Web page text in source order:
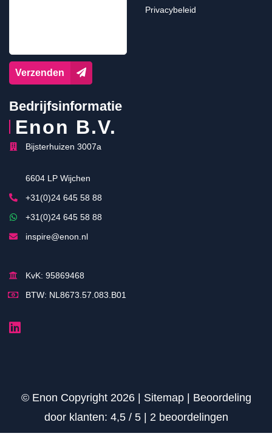
Verzenden
Privacybeleid
Bedrijfsinformatie
Enon B.V.
Bijsterhuizen 3007a
6604 LP Wijchen
+31(0)24 645 58 88
+31(0)24 645 58 88
inspire@enon.nl
KvK: 95869468
BTW: NL8673.57.083.B01
© Enon Copyright 2026 | Sitemap| Beoordeling
door klanten: 4,5/ 5| 2beoordelingen